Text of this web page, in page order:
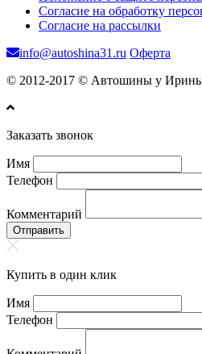
Согласие на обработку
Согласие на рассылки
info@autoshina31.ru Оферта
© 2012-2017 © Автошины у
Заказать звонок
Имя
Телефон
Комментарий
Отправить
Купить в один клик
Имя
Телефон